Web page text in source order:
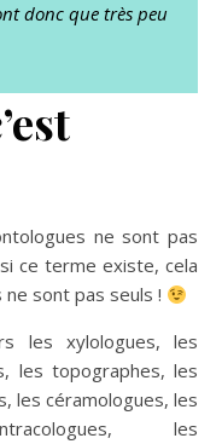
donc que très peu
ne sont pas
ce terme existe, cela
sont pas seuls !
les xylologues, les
les topographes, les
les céramologues, les
les